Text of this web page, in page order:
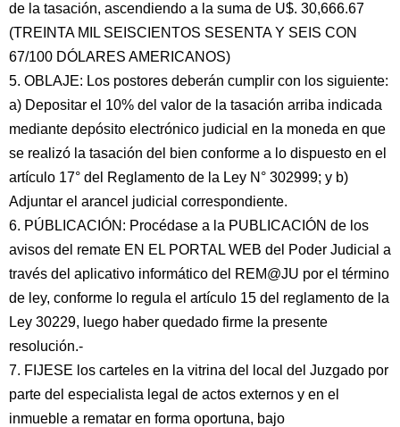
de la tasación, ascendiendo a la suma de U$. 30,666.67
(TREINTA MIL SEISCIENTOS SESENTA Y SEIS CON
67/100 DÓLARES AMERICANOS)
5. OBLAJE: Los postores deberán cumplir con los siguiente:
a) Depositar el 10% del valor de la tasación arriba indicada
mediante depósito electrónico judicial en la moneda en que
se realizó la tasación del bien conforme a lo dispuesto en el
artículo 17° del Reglamento de la Ley N° 302999; y b)
Adjuntar el arancel judicial correspondiente.
6. PÚBLICACIÓN: Procédase a la PUBLICACIÓN de los
avisos del remate EN EL PORTAL WEB del Poder Judicial a
través del aplicativo informático del REM@JU por el término
de ley, conforme lo regula el artículo 15 del reglamento de la
Ley 30229, luego haber quedado firme la presente
resolución.-
7. FIJESE los carteles en la vitrina del local del Juzgado por
parte del especialista legal de actos externos y en el
inmueble a rematar en forma oportuna, bajo